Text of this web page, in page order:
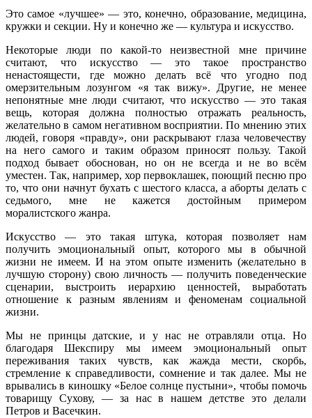
Это самое «лучшее» — это, конечно, образование, медицина,
кружки и секции. Ну и конечно же — культура и искусство.
Некоторые люди по какой-то неизвестной мне причине
считают, что искусство — это такое пространство
ненастоящести, где можно делать всё что угодно под
омерзительным лозунгом «я так вижу». Другие, не менее
непонятные мне люди считают, что искусство — это такая
вещь, которая должна полностью отражать реальность,
желательно в самом негативном восприятии. По мнению этих
людей, говоря «правду», они раскрывают глаза человечеству
на него самого и таким образом приносят пользу. Такой
подход бывает обоснован, но он не всегда и не во всём
уместен. Так, например, хор первоклашек, поющий песню про
то, что они начнут бухать с шестого класса, а аборты делать с
седьмого, мне не кажется достойным примером
моралистского жанра.
Искусство — это такая штука, которая позволяет нам
получить эмоциональный опыт, которого мы в обычной
жизни не имеем. И на этом опыте изменить (желательно в
лучшую сторону) свою личность — получить поведенческие
сценарии, выстроить иерархию ценностей, выработать
отношение к разным явлениям и феноменам социальной
жизни.
Мы не принцы датские, и у нас не отравляли отца. Но
благодаря Шекспиру мы имеем эмоциональный опыт
переживания таких чувств, как жажда мести, скорбь,
стремление к справедливости, сомнение и так далее. Мы не
врывались в киношку «Белое солнце пустыни», чтобы помочь
товарищу Сухову, — за нас в нашем детстве это делали
Петров и Васечкин.